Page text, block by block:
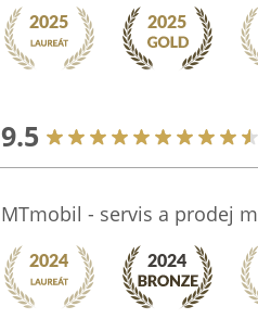
9.5
MTmobil - servis a prodej